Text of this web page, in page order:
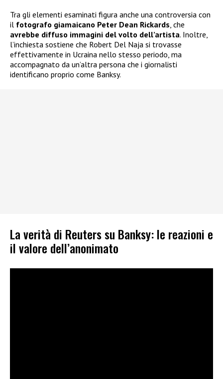
Tra gli elementi esaminati figura anche una controversia con
il fotografo giamaicano Peter Dean Rickards , che
avrebbe diffuso immagini del volto dell’artista. Inoltre,
l’inchiesta sostiene che Robert Del Naja si trovasse
effettivamente in Ucraina nello stesso periodo, ma
accompagnato da un’altra persona che i giornalisti
identificano proprio come Banksy.
La verità di Reuters su Banksy: le reazioni e
il valore dell’anonimato